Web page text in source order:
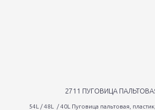
2711 ПУГОВИЦА
54L / 48L / 40L Пуговица пальтовая, пластик,